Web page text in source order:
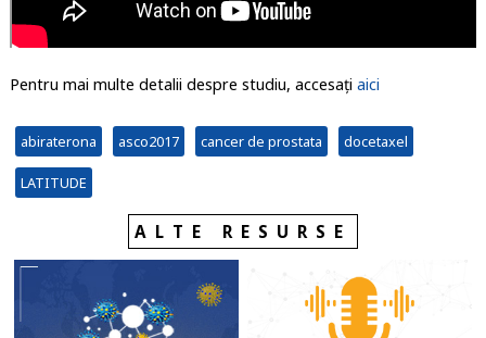
Pentru mai multe detalii despre studiu, accesați aici
abiraterona asco2017 cancer de prostata docetaxel
LATITUDE
ALTE RESURSE